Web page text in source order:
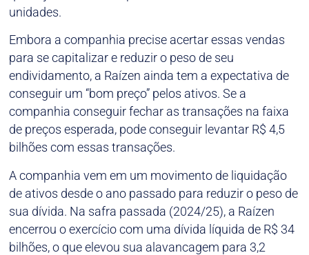
unidades.
Embora a companhia precise acertar essas vendas
para se capitalizar e reduzir o peso de seu
endividamento, a Raízen ainda tem a expectativa de
conseguir um “bom preço” pelos ativos. Se a
companhia conseguir fechar as transações na faixa
de preços esperada, pode conseguir levantar R$ 4,5
bilhões com essas transações.
A companhia vem em um movimento de liquidação
de ativos desde o ano passado para reduzir o peso de
sua dívida. Na safra passada (2024/25), a Raízen
encerrou o exercício com uma dívida líquida de R$ 34
bilhões, o que elevou sua alavancagem para 3,2